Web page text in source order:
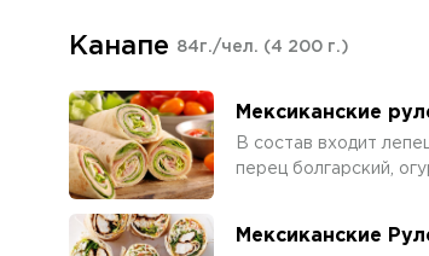
Канапе 84г./чел. (4 200 г.)
Мексиканские
В состав входит
перец болгарский,
Мексиканские